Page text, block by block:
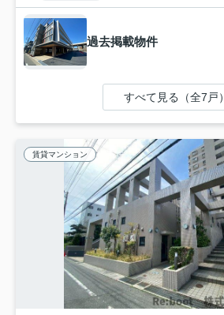
過去掲載物件
すべて見る（全7戸）
賃貸マンション